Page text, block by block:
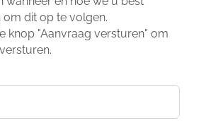
om dit op te volgen.
knop "Aanvraag versturen" om